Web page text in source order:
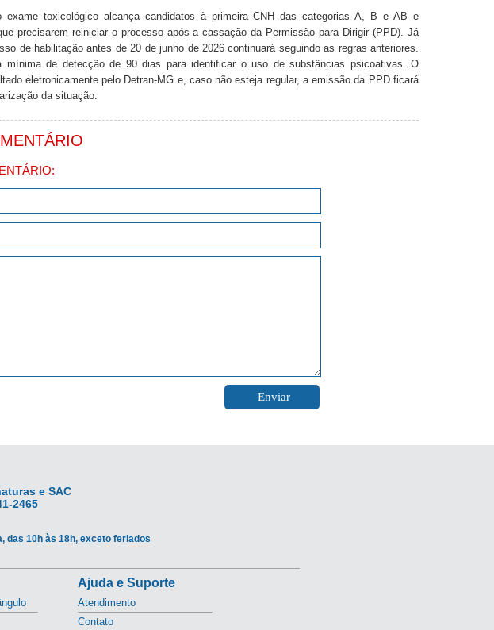
exame toxicológico alcança candidatos à primeira CNH das categorias A, B e AB e
precisarem reiniciar o processo após a cassação da Permissão para Dirigir (PPD). Já
de habilitação antes de 20 de junho de 2026 continuará seguindo as regras anteriores.
mínima de detecção de 90 dias para identificar o uso de substâncias psicoativas. O
eletronicamente pelo Detran-MG e, caso não esteja regular, a emissão da PPD ficará
da situação.
e SAC
2465
das 10h às 18h, exceto feriados
Ajuda e Suporte
Atendimento
Contato